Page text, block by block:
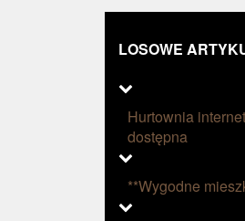
LOSOWE
Hurtownia
dostępna
**Wygodne